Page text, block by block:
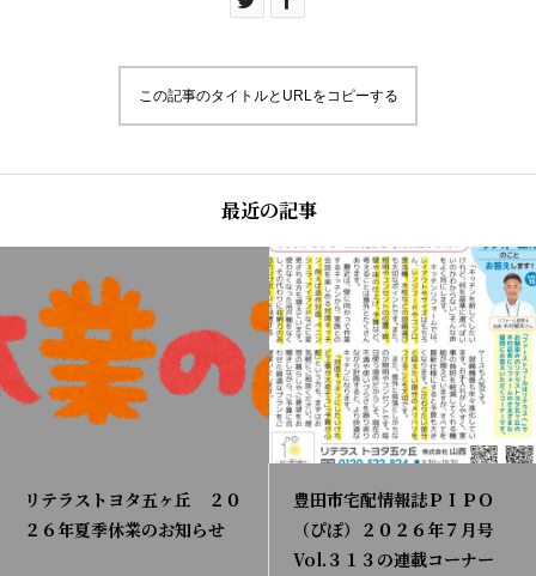
この記事のタイトルとURLをコピーする
最近の記事
リテラストヨタ五ヶ丘 ２０
２６年夏季休業のお知らせ
豊田市宅配情報誌ＰＩＰＯ
（ぴぽ）２０２６年７月号
Vol.３１３の連載コーナー